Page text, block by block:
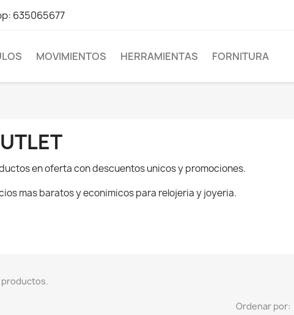
635065677
MOVIMIENTOS HERRAMIENTAS FORNITURA
en oferta con descuentos unicos y promociones.
mas baratos y econimicos para relojeria y joyeria.
productos.
Ordenar por: